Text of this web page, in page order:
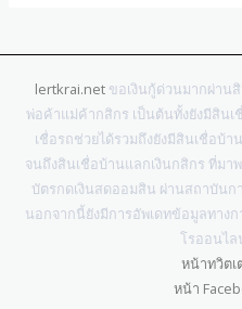
lertkrai.net ขอเงินกู้ด่วนมากผ่าน
พ่อค้าแม่ค้ากสิกร เป็นต้นทั้งยังมีสิน
เชื่อรถช่วยได้รวมถึงยังมีสินเชื่อบ้
จนถึงสินเชื่อบ้านแลกเงินกสิกร ที่มา
บัตรกดเงินสดออมสิน ผ่านสถาบันก
นอกจากนี้ยังมีการอัพเดทข้อมูลทางก
โรออนไล
หน้าทวิตเ
หน้า